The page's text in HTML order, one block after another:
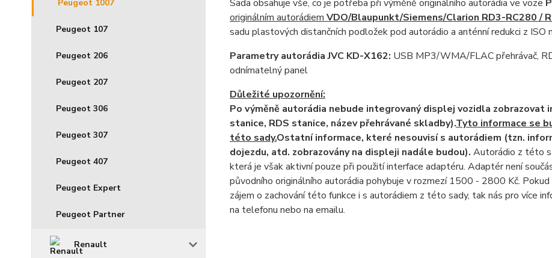
Peugeot 1007
Peugeot 107
Peugeot 206
Peugeot 207
Peugeot 306
Peugeot 307
Peugeot 407
Peugeot Expert
Peugeot Partner
Renault
Sada obsahuje vše, co je potřeba při výměně originálního autorádia ve voze
originálním autorádiem VDO/Blaupunkt/Siemens/Clarion RD3-RC280 /
sadu plastových distančních podložek pod autorádio a anténní redukci z ISO
Parametry autorádia JVC KD-X162: USB MP3/WMA/FLAC přehrávač,
odnímatelný panel
Důležité upozornění:
Po výměně autorádia nebude integrovaný displej vozidla zobrazovat
stanice, RDS stanice, název přehrávané skladby).Tyto informace se
této sady.Ostatní informace, které nesouvisí s autorádiem (tzn.
dojezdu, atd. zobrazovány na displeji nadále budou). Autorádio z této
která je však aktivní pouze při použití interface adaptéru. Adaptér není
původního originálního autorádia pohybuje v rozmezí 1500 - 2800 Kč.
zájem o zachování této funkce i s autorádiem z této sady, tak nás pro více
na telefonu nebo na emailu.